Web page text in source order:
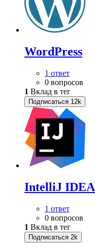
WordPress
1 ответ
0 вопросов
1 Вклад в тег
Подписаться 12k
IntelliJ IDEA
1 ответ
0 вопросов
1 Вклад в тег
Подписаться 2k